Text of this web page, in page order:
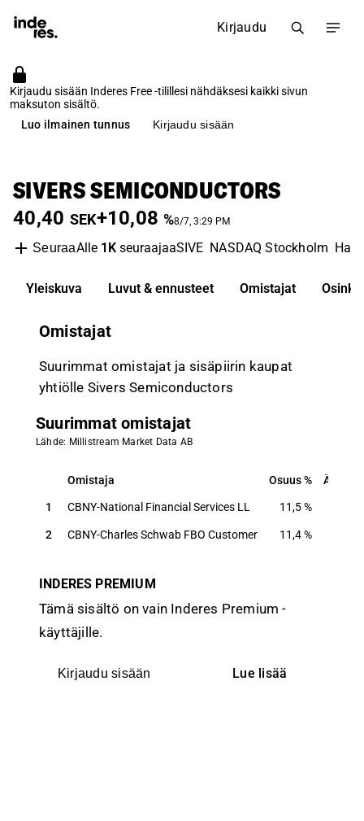
Kirjaudu
Kirjaudu sisään Inderes Free -tilillesi nähdäksesi kaikki sivun
maksuton sisältö.
Luo ilmainen tunnus
Kirjaudu sisään
SIVERS SEMICONDUCTORS
40,40 SEK+10,08 %8/7, 3:29 PM
SeuraaAlle 1KseuraajaaSIVE NASDAQ Stockholm
Yleiskuva Luvut & ennusteet Omistajat Osinko
Omistajat
Suurimmat omistajat ja sisäpiirin kaupat
yhtiölle Sivers Semiconductors
Suurimmat omistajat
Lähde: Millistream Market Data AB
Omistaja Osuus Ääniä
Omistaja Osuus Ääniä
1 CBNY-National Financial Services LL 11,5%
2 CBNY-Charles Schwab FBO Customer 11,4%
INDERES PREMIUM
Tämä sisältö on vain Inderes Premium -
käyttäjille.
Kirjaudu sisään Lue lisää